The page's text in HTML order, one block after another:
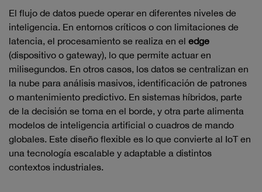
El flujo de datos puede operar en diferentes niveles de
inteligencia. En entornos críticos o con limitaciones de
latencia, el procesamiento se realiza en el edge
(dispositivo o gateway), lo que permite actuar en
milisegundos. En otros casos, los datos se centralizan en
la nube para análisis masivos, identificación de patrones
o mantenimiento predictivo. En sistemas híbridos, parte
de la decisión se toma en el borde, y otra parte alimenta
modelos de inteligencia artificial o cuadros de mando
globales. Este diseño flexible es lo que convierte al IoT en
una tecnología escalable y adaptable a distintos
contextos industriales.